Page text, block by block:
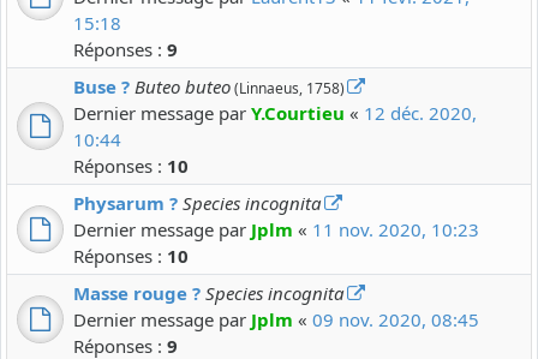
15:18
Réponses : 9
Buse ? Buteo buteo(Linnaeus, 1758)
Dernier message par Y.Courtieu « 12 déc. 2020,
10:44
Réponses : 10
Physarum ? Species incognita
Dernier message par Jplm « 11 nov. 2020, 10:23
Réponses : 10
Masse rouge ? Species incognita
Dernier message par Jplm « 09 nov. 2020, 08:45
Réponses : 9